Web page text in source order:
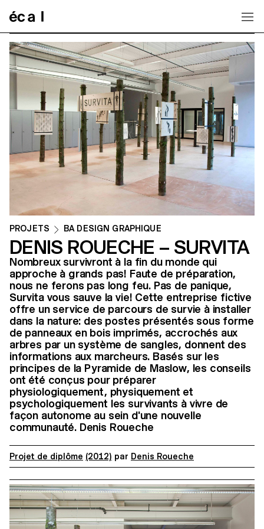
PROJETS BA DESIGN GRAPHIQUE
DENIS ROUECHE – SURVITA
Nombreux survivront à la fin du monde qui
approche à grands pas! Faute de préparation,
nous ne ferons pas long feu. Pas de panique,
Survita vous sauve la vie! Cette entreprise fictive
offre un service de parcours de survie à installer
dans la nature: des postes présentés sous forme
de panneaux en bois imprimés, accrochés aux
arbres par un système de sangles, donnent des
informations aux marcheurs. Basés sur les
principes de la Pyramide de Maslow, les conseils
ont été conçus pour préparer
physiologiquement, physiquement et
psychologiquement les survivants à vivre de
façon autonome au sein d'une nouvelle
communauté. Denis Roueche
Projet de diplôme (2012) par Denis Roueche